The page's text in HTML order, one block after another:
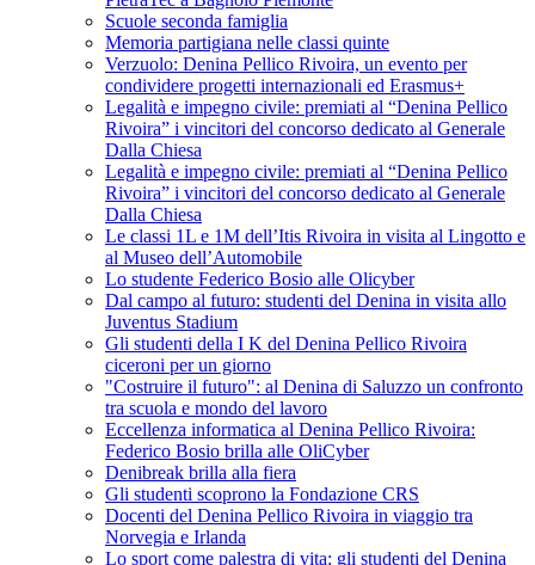
Scuole seconda famiglia
Memoria partigiana nelle classi quinte
Verzuolo: Denina Pellico Rivoira, un evento per
condividere progetti internazionali ed Erasmus+
Legalità e impegno civile: premiati al “Denina Pellico
Rivoira” i vincitori del concorso dedicato al Generale
Dalla Chiesa
Legalità e impegno civile: premiati al “Denina Pellico
Rivoira” i vincitori del concorso dedicato al Generale
Dalla Chiesa
Le classi 1L e 1M dell’Itis Rivoira in visita al Lingotto e
al Museo dell’Automobile
Lo studente Federico Bosio alle Olicyber
Dal campo al futuro: studenti del Denina in visita allo
Juventus Stadium
Gli studenti della I K del Denina Pellico Rivoira
ciceroni per un giorno
"Costruire il futuro": al Denina di Saluzzo un confronto
tra scuola e mondo del lavoro
Eccellenza informatica al Denina Pellico Rivoira:
Federico Bosio brilla alle OliCyber
Denibreak brilla alla fiera
Gli studenti scoprono la Fondazione CRS
Docenti del Denina Pellico Rivoira in viaggio tra
Norvegia e Irlanda
Lo sport come palestra di vita: gli studenti del Denina